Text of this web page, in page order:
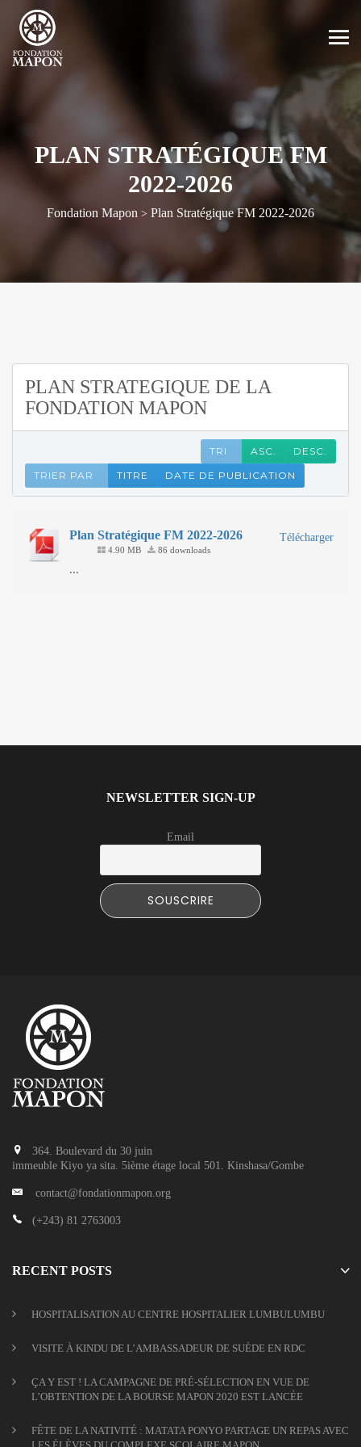
PLAN STRATÉGIQUE FM
2022-2026
Fondation Mapon > Plan Stratégique FM 2022-2026
PLAN STRATEGIQUE DE LA
FONDATION MAPON
TRI ASC.
DESC.
TRIER PAR
TITRE DATE DE PUBLICATION
Télécharger
Plan Stratégique FM 2022-2026
4.90 MB 86 downloads
...
NEWSLETTER SIGN-UP
Email
364. Boulevard du 30 juin
immeuble Kiyo ya sita. 5ième étage local 501. Kinshasa/Gombe
contact@fondationmapon.org
(+243) 81 2763003
RECENT POSTS
HOSPITALISATION AU CENTRE HOSPITALIER LUMBULUMBU
VISITE À KINDU DE L’AMBASSADEUR DE SUÈDE EN RDC
ÇA Y EST ! LA CAMPAGNE DE PRÉ-SÉLECTION EN VUE DE
L’OBTENTION DE LA BOURSE MAPON 2020 EST LANCÉE
FÊTE DE LA NATIVITÉ : MATATA PONYO PARTAGE UN REPAS AVEC